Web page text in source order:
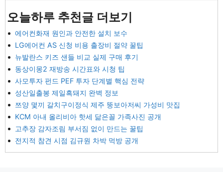
오늘하루 추천글 더보기
에어컨화재 원인과 안전한 설치 보수
LG에어컨 AS 신청 비용 출장비 절약 꿀팁
뉴발란스 키즈 샌들 비교 실제 구매 후기
동상이몽2 재방송 시간표와 시청 팁
사모투자 펀드 PEF 투자 단계별 핵심 전략
성산일출봉 제일흑돼지 완벽 정보
쯔양 몇끼 갈치구이정식 제주 뚱보아저씨 가성비 맛집
KCM 아내 올리비아 핫세 닮은꼴 가족사진 공개
고추장 감자조림 부서짐 없이 만드는 꿀팁
전지적 참견 시점 김규원 차박 먹방 공개